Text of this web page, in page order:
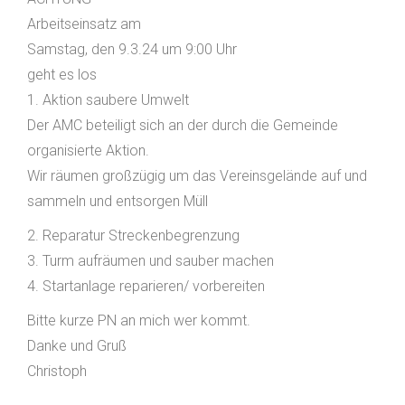
Arbeitseinsatz am
Samstag, den 9.3.24 um 9:00 Uhr
geht es los
1. Aktion saubere Umwelt
Der AMC beteiligt sich an der durch die Gemeinde
organisierte Aktion.
Wir räumen großzügig um das Vereinsgelände auf und
sammeln und entsorgen Müll
2. Reparatur Streckenbegrenzung
3. Turm aufräumen und sauber machen
4. Startanlage reparieren/ vorbereiten
Bitte kurze PN an mich wer kommt.
Danke und Gruß
Christoph